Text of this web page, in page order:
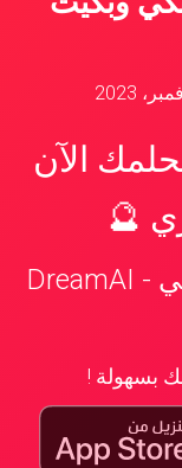
الآن
🔮
📱 تطبيق تفسير الأحلام الذكي - DreamAI
بسهولة !